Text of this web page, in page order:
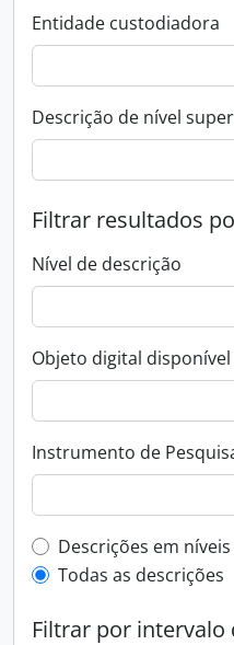
Entidade custodiadora
Descrição de nível
Filtrar resultados
Nível de descrição
Objeto digital disponível
Instrumento de
Filtro de
Descrições em
Todas as descrições
Filtrar por intervalo